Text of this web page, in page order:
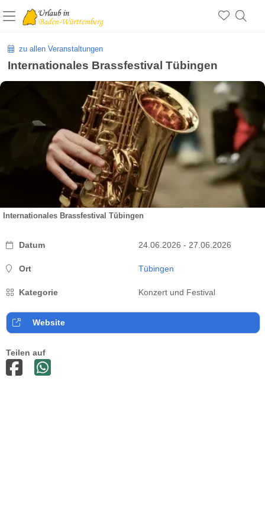
zu allen Veranstaltungen
Internationales Brassfestival Tübingen
Internationales Brassfestival Tübingen
Datum 24.06.2026 - 27.06.2026
Ort Tübingen
Kategorie Konzert und Festival
Website
Teilen auf